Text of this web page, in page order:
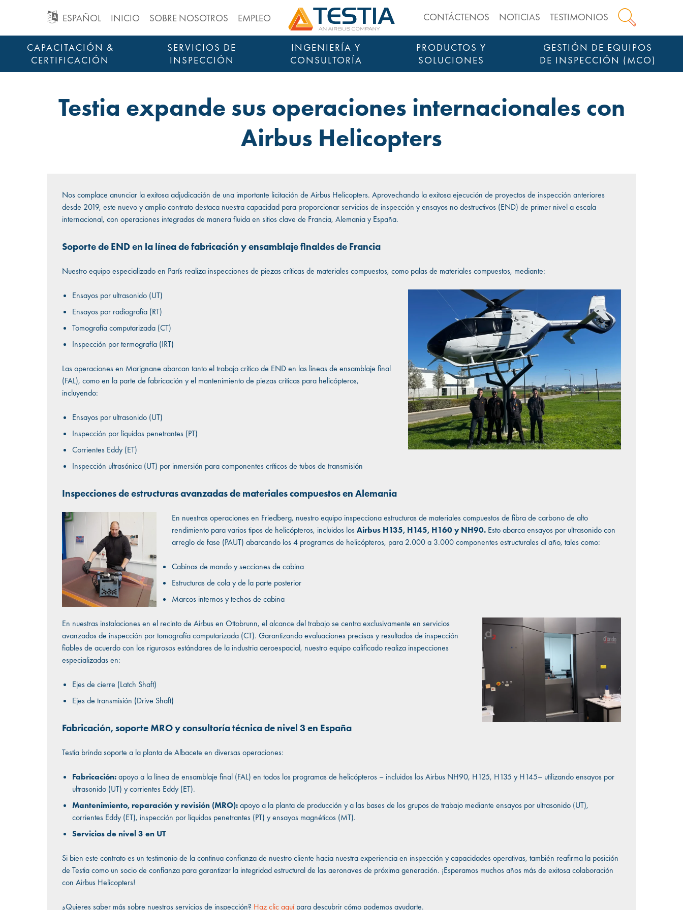
GO
TO
MAIN
ESPAÑOL INICIO SOBRE NOSOTROS EMPLEO CONTÁCTENOS NOTICIAS TESTIMONIOS
Testia
CAPACITACIÓN &
CERTIFICACIÓN
SERVICIOS DE
INSPECCIÓN
INGENIERÍA Y
CONSULTORÍA
PRODUCTOS Y
SOLUCIONES
GESTIÓN DE EQUIPOS
DE INSPECCIÓN (MCO)
Testia expande sus operaciones internacionales con
Airbus Helicopters
Nos complace anunciar la exitosa adjudicación de una importante licitación de Airbus Helicopters. Aprovechando la exitosa ejecución de proyectos de inspección anteriores
desde 2019, este nuevo y amplio contrato destaca nuestra capacidad para proporcionar servicios de inspección y ensayos no destructivos (END) de primer nivel a escala
internacional, con operaciones integradas de manera fluida en sitios clave de Francia, Alemania y España.
Soporte de END en la línea de fabricación y ensamblaje finaldes de Francia
Nuestro equipo especializado en París realiza inspecciones de piezas críticas de materiales compuestos, como palas de materiales compuestos, mediante:
Ensayos por ultrasonido (UT)
Ensayos por radiografía (RT)
Tomografía computarizada (CT)
Inspección por termografía (IRT)
Las operaciones en Marignane abarcan tanto el trabajo crítico de END en las líneas de ensamblaje final
(FAL), como en la parte de fabricación y el mantenimiento de piezas críticas para helicópteros,
incluyendo:
Ensayos por ultrasonido (UT)
Inspección por líquidos penetrantes (PT)
Corrientes Eddy (ET)
Inspección ultrasónica (UT) por inmersión para componentes críticos de tubos de transmisión
Inspecciones de estructuras avanzadas de materiales compuestos en Alemania
En nuestras operaciones en Friedberg, nuestro equipo inspecciona estructuras de materiales compuestos de fibra de carbono de alto
rendimiento para varios tipos de helicópteros, incluidos losAirbus H135, H145, H160 y NH90. Esto abarca ensayos por ultrasonido con
arreglo de fase (PAUT) abarcando los 4 programas de helicópteros, para 2.000 a 3.000 componentes estructurales al año, tales como:
Cabinas de mando y secciones de cabina
Estructuras de cola y de la parte posterior
Marcos internos y techos de cabina
En nuestras instalaciones en el recinto de Airbus en Ottobrunn, el alcance del trabajo se centra exclusivamente en servicios
avanzados de inspección por tomografía computarizada (CT). Garantizando evaluaciones precisas y resultados de inspección
fiables de acuerdo con los rigurosos estándares de la industria aeroespacial, nuestro equipo calificado realiza inspecciones
especializadas en:
Ejes de cierre (Latch Shaft)
Ejes de transmisión (Drive Shaft)
Fabricación, soporte MRO y consultoría técnica de nivel 3 en España
Testia brinda soporte a la planta de Albacete en diversas operaciones:
Fabricación:apoyo a la línea de ensamblaje final (FAL) en todos los programas de helicópteros – incluidos los Airbus NH90, H125, H135 y H145– utilizando ensayos por
ultrasonido (UT) y corrientes Eddy (ET).
Mantenimiento, reparación y revisión (MRO):apoyo a la planta de producción y a las bases de los grupos de trabajo mediante ensayos por ultrasonido (UT),
corrientes Eddy (ET), inspección por líquidos penetrantes (PT) y ensayos magnéticos (MT).
Servicios de nivel 3 en UT
Si bien este contrato es un testimonio de la continua confianza de nuestro cliente hacia nuestra experiencia en inspección y capacidades operativas, también reafirma la posición
de Testia como un socio de confianza para garantizar la integridad estructural de las aeronaves de próxima generación. ¡Esperamos muchos años más de exitosa colaboración
con Airbus Helicopters!
¿Quieres saber más sobre nuestros servicios de inspección? Haz clic aquípara descubrir cómo podemos ayudarte.